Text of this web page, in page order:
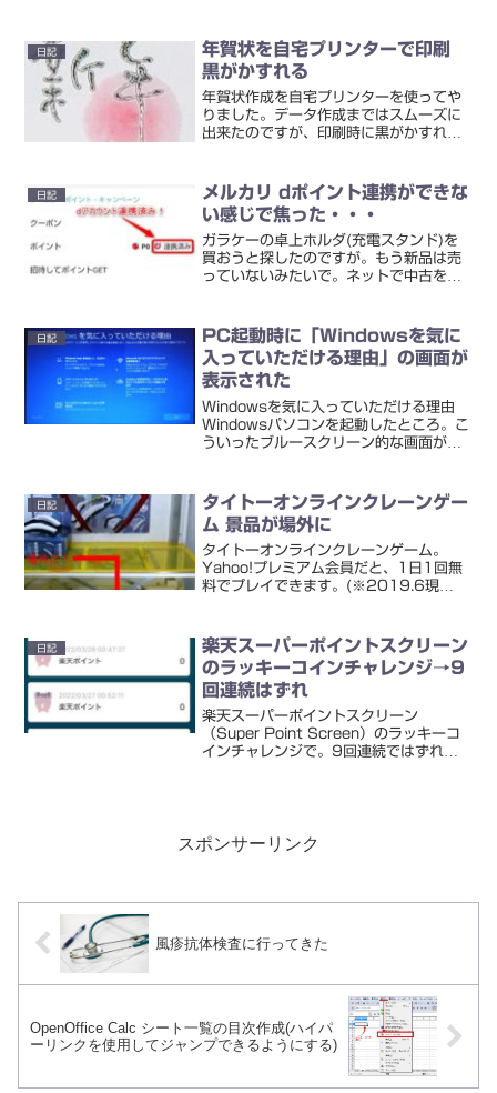
のですが・・・ようやく出てくれまし
た！2回...
日記
年賀状を自宅プリンターで印刷
黒がかすれる
年賀状作成を自宅プリンターを使ってや
りました。データ作成まではスムーズに
出来たのですが、印刷時に黒がかすれて
でもダメで一晩置く。黒のインクが切れ
たので新しいのに交換して...
日記
メルカリ dポイント連携ができな
い感じで焦った・・・
ガラケーの卓上ホルダ(充電スタンド)を
買おうと探したのですが。もう新品は売
っていないみたいで。ネットで中古を手
アカウントを持っていませんでしたが、
登録。で、いまメルカリ...
日記
PC起動時に「Windowsを気に
入っていただける理由」の画面が
表示された
Windowsを気に入っていただける理由
Windowsパソコンを起動したところ。こ
ういったブルースクリーン的な画面が表
ろもあるし、「コンピューターウイルス
に感染か！？」...
日記
タイトーオンラインクレーンゲー
ム 景品が場外に
タイトーオンラインクレーンゲーム。
Yahoo!プレミアム会員だと、1日1回無
料でプレイできます。(※2019.6現
ていたところ。景品が取れたっ！と思い
きや・・・なぜ...
日記
楽天スーパーポイントスクリーン
のラッキーコインチャレンジ→9
回連続はずれ
楽天スーパーポイントスクリーン
（Super Point Screen）のラッキーコ
インチャレンジで。9回連続ではずれが
スポンサーリンク
風疹抗体検査に行ってきた
OpenOffice Calc シート一覧の目次作成(ハイパ
ーリンクを使用してジャンプできるようにする)